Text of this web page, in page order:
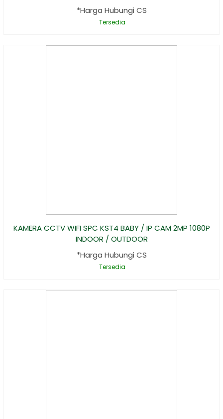
*Harga Hubungi CS
Tersedia
KAMERA CCTV WIFI SPC KST4 BABY / IP CAM 2MP 1080P
INDOOR / OUTDOOR
*Harga Hubungi CS
Tersedia